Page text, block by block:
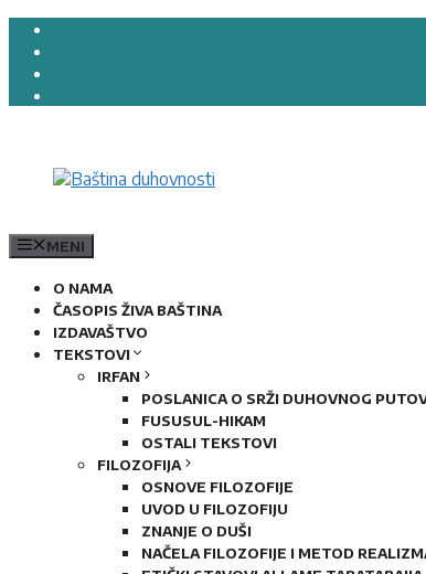
Preskoči
sadržaj
MENI
O NAMA
ČASOPIS ŽIVA BAŠTINA
IZDAVAŠTVO
TEKSTOVI
IRFAN
POSLANICA O SRŽI DUHOVNOG
FUSUSUL-HIKAM
OSTALI TEKSTOVI
FILOZOFIJA
OSNOVE FILOZOFIJE
UVOD U FILOZOFIJU
ZNANJE O DUŠI
NAČELA FILOZOFIJE I METOD